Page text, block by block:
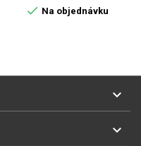
 Na objednávku

